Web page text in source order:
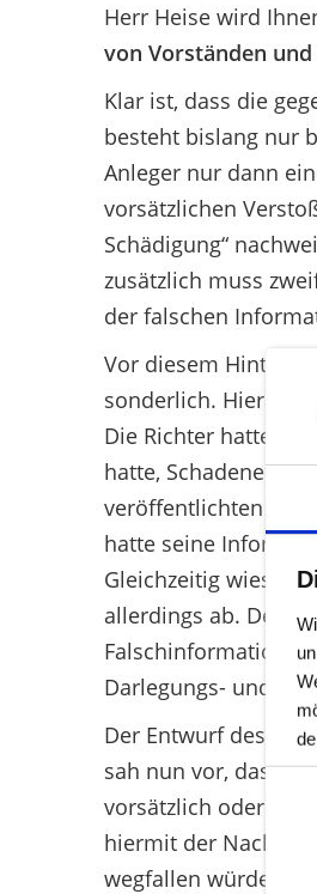
Herr Heise wird
von Vorständen
Klar ist, dass die
besteht bislang nur
Anleger nur dann
vorsätzlichen
Schädigung“
zusätzlich muss
der falschen
Vor diesem
sonderlich. Hieran
Die Richter hatten
hatte,
veröffentlichten
hatte seine
Gleichzeitig wies
allerdings ab. Der
Falschinformation
Darlegungs- und
Der Entwurf des
sah nun vor, dass
vorsätzlich oder
hiermit der
wegfallen würde.